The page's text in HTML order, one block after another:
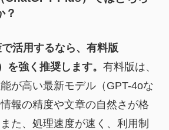
？
活用するなら、有料版
を強く推奨します。 有料版は、
が高い最新モデル（GPT-4oな
報の精度や文章の自然さが格
た、処理速度が速く、利用制